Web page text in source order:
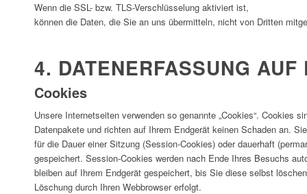
Wenn die SSL- bzw. TLS-Verschlüsselung aktiviert ist,
können die Daten, die Sie an uns übermitteln, nicht von Dritten
4. DATENERFASSUNG
Cookies
Unsere Internetseiten verwenden so genannte „Cookies“. Cookies
Datenpakete und richten auf Ihrem Endgerät keinen Schaden an.
für die Dauer einer Sitzung (Session-Cookies) oder dauerhaft
gespeichert. Session-Cookies werden nach Ende Ihres Besuchs
bleiben auf Ihrem Endgerät gespeichert, bis Sie diese selbst
Löschung durch Ihren Webbrowser erfolgt.